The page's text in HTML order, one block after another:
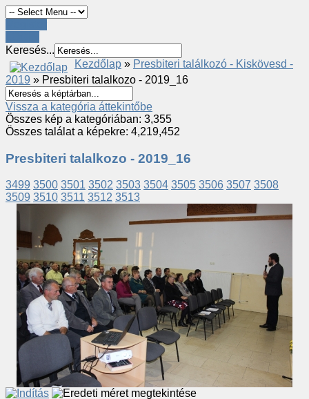
Keresés...
Kezdőlap » Presbiteri találkozó - Kiskövesd -
2019 » Presbiteri talalkozo - 2019_16
Vissza a kategória áttekintőbe
Összes kép a kategóriában: 3,355
Összes találat a képekre: 4,219,452
Presbiteri talalkozo - 2019_16
3499 3500 3501 3502 3503 3504 3505 3506 3507 3508
3509 3510 3511 3512 3513